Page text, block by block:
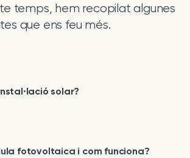
temps, hem recopilat algunes
que ens feu més.
solar?
fotovoltaica i com funciona?